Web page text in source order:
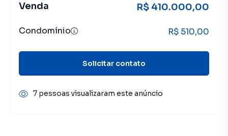
Venda R$ 410.000,00
Condomínio R$ 510,00
Solicitar contato
7 pessoas visualizaram este anúncio